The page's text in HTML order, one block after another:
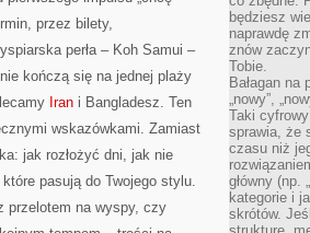
przez bilety,
perła – Koh Samui –
kończą się na jednej plaży
Iran i Bangladesz. Ten
wskazówkami. Zamiast
jak rozłożyć dni, jak nie
pasują do Twojego stylu.
przelotem na wyspy, czy
będziesz
naprawdę
znów
Tobie.
Bałagan
„nowy”,
Taki
sprawia, że
czasu niż
główny (np.
kategorie i
skrótów.